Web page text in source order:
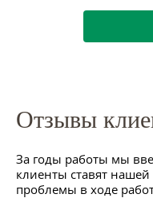
Отзывы
За годы работы мы
клиенты ставят
проблемы в ходе